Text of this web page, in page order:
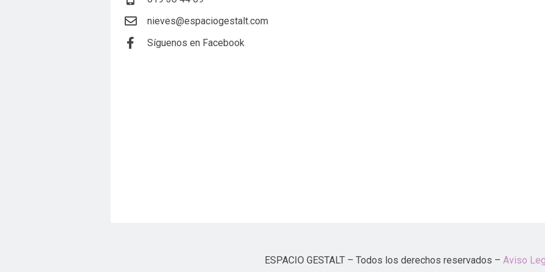
nieves@espaciogestalt.com
Síguenos en Facebook
ESPACIO GESTALT – Todos los derechos reservados – Aviso